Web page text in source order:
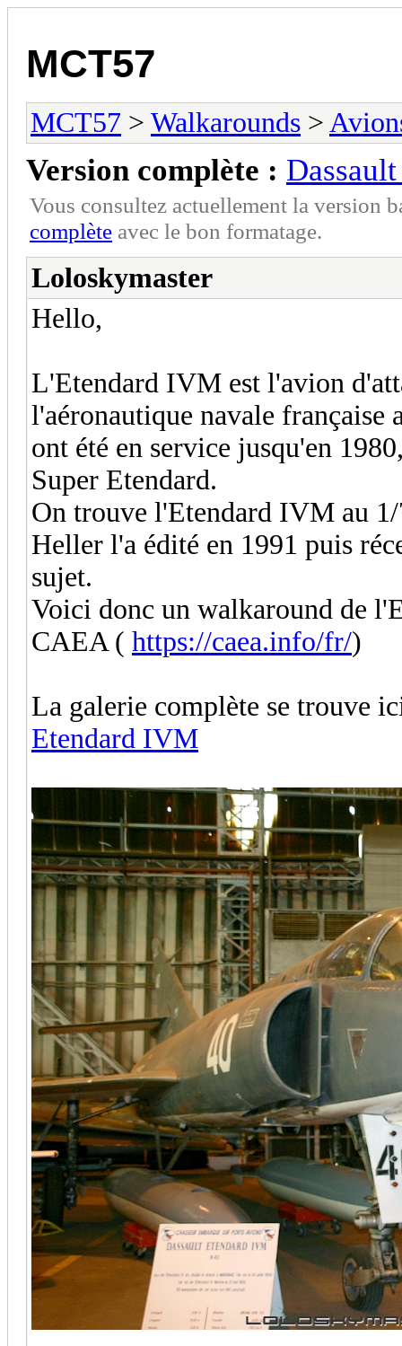
MCT57
MCT57 > Walkarounds >
Version complète :
Vous consultez actuellement la version
complète avec le bon formatage.
Loloskymaster
Hello,
L'Etendard IVM est l'avion
l'aéronautique navale
ont été en service jusqu'en
Super Etendard.
On trouve l'Etendard IVM au
Heller l'a édité en 1991 puis
sujet.
Voici donc un walkaround de
CAEA ( https://caea.info/fr/)
La galerie complète se trouve
Etendard IVM